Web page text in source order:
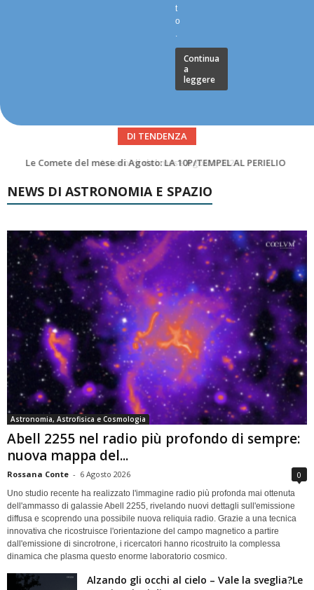
t
o
.
Continua
a
leggere
DI TENDENZA
Asteroidi del mese Agosto 2026
NEWS DI ASTRONOMIA E SPAZIO
Astronomia, Astrofisica e Cosmologia
Abell 2255 nel radio più profondo di sempre:
nuova mappa del...
Rossana Conte - 6 Agosto 2026 0
Uno studio recente ha realizzato l'immagine radio più profonda mai ottenuta
dell'ammasso di galassie Abell 2255, rivelando nuovi dettagli sull'emissione
diffusa e scoprendo una possibile nuova reliquia radio. Grazie a una tecnica
innovativa che ricostruisce l'orientazione del campo magnetico a partire
dall'emissione di sincrotrone, i ricercatori hanno ricostruito la complessa
dinamica che plasma questo enorme laboratorio cosmico.
Alzando gli occhi al cielo – Vale la sveglia?Le